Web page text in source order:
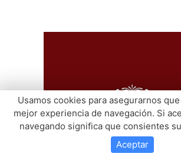
Usamos cookies para asegurarnos
mejor experiencia de navegación. Si
navegando significa que consientes
Aceptar